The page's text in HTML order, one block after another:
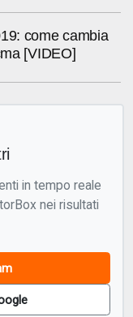
come cambia
[VIDEO]
in tempo reale
nei risultati